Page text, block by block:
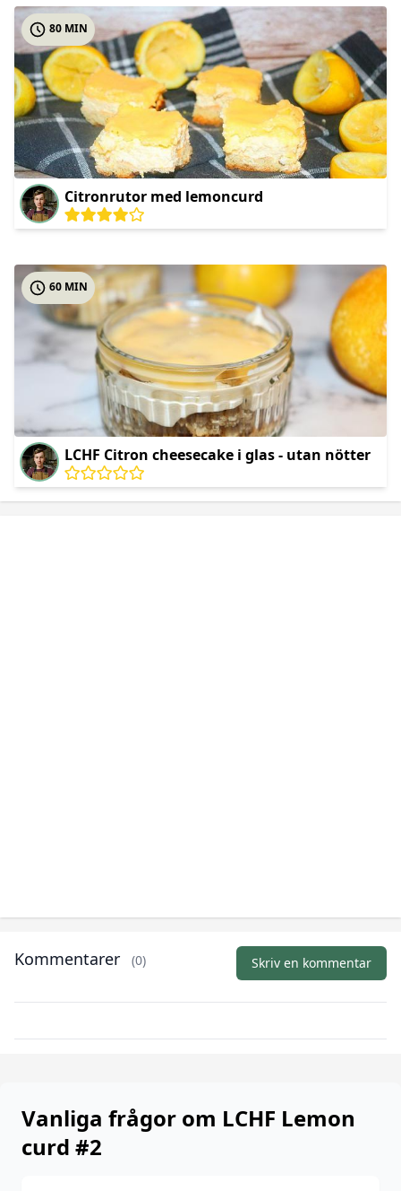
Citronrutor med lemoncurd
80 MIN
LCHF Citron cheesecake i glas - utan nötter
60 MIN
Kommentarer (0) Skriv en kommentar
Vanliga frågor om LCHF Lemon
curd #2